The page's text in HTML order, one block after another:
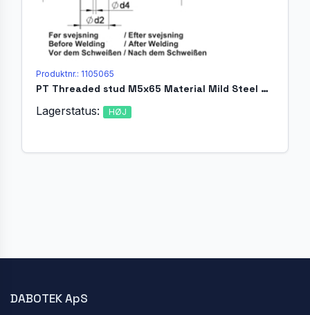
Produktnr.: 1105065
PT Threaded stud M5x65 Material Mild Steel 4.8 acc. EN ISO 13918
Lagerstatus: HØJ
DABOTEK ApS